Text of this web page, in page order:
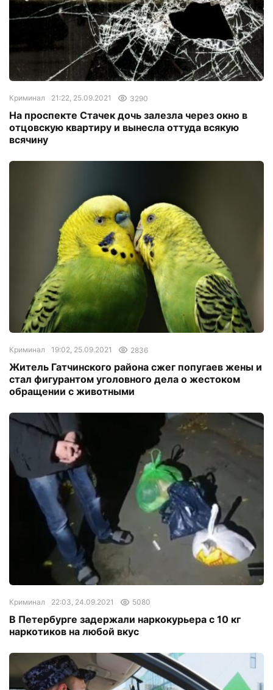
Криминал 21:22, 25.09.2021 3290
На проспекте Стачек дочь залезла через окно в
отцовскую квартиру и вынесла оттуда всякую
всячину
Криминал 19:02, 25.09.2021 2836
Житель Гатчинского района сжег попугаев жены и
стал фигурантом уголовного дела о жестоком
обращении с животными
Криминал 22:03, 24.09.2021 5080
В Петербурге задержали наркокурьера с 10 кг
наркотиков на любой вкус